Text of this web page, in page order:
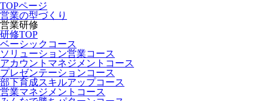
TOPページ
営業の型づくり
営業研修
研修TOP
ベーシックコース
ソリューション営業コース
アカウントマネジメントコース
プレゼンテーションコース
部下育成スキルアップコース
営業マネジメントコース